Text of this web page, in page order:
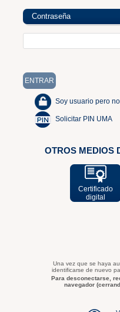
Contraseña
Soy usuario pero
Solicitar PIN UMA
OTROS MEDIOS
Certificado
digital
Una vez que se haya
identificarse de nuevo
Para desconectarse,
navegador